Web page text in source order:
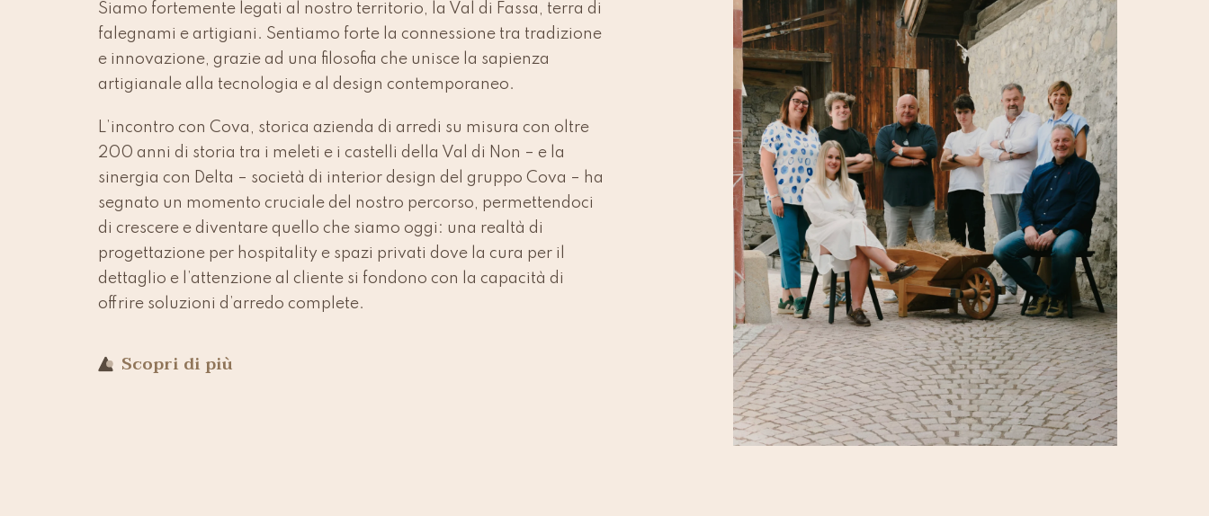
Siamo fortemente legati al nostro territorio, la Val di Fassa, terra di
falegnami e artigiani. Sentiamo forte la connessione tra tradizione
e innovazione, grazie ad una filosofia che unisce la sapienza
artigianale alla tecnologia e al design contemporaneo.
L’incontro con Cova, storica azienda di arredi su misura con oltre
200 anni di storia tra i meleti e i castelli della Val di Non – e la
sinergia con Delta – società di interior design del gruppo Cova – ha
segnato un momento cruciale del nostro percorso, permettendoci
di crescere e diventare quello che siamo oggi: una realtà di
progettazione per hospitality e spazi privati dove la cura per il
dettaglio e l’attenzione al cliente si fondono con la capacità di
offrire soluzioni d’arredo complete.
Scopri di più